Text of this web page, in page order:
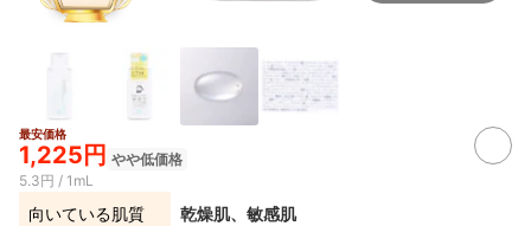
最安価格
1,225円 やや低価格
5.3円 / 1mL
向いている肌質 乾燥肌、敏感肌